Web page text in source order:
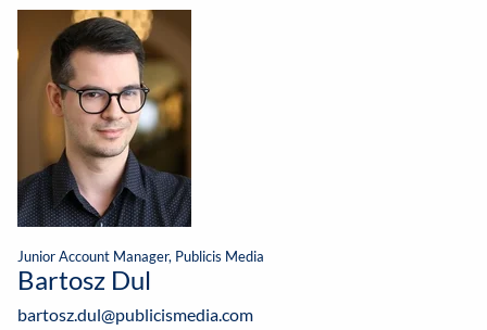
Junior Account Manager, Publicis Media
Bartosz Dul
bartosz.dul@publicismedia.com